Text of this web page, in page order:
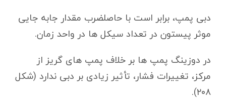
دبی پمپ، برابر است با حاصلضرب مقدار جابه جایی
موثر پیستون در تعداد سیکل ها در واحد زمان.
در دوزینگ پمپ ها بر خلاف پمپ های گریز از
مرکز، تغییرات فشار، تأثیر زیادی بر دبی ندارد (شکل
۲۰۸).